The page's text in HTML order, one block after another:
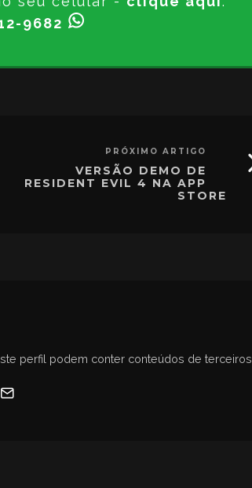
9682
PRÓXIMO ARTIGO
VERSÃO DEMO DE
RESIDENT EVIL 4 NA APP
STORE
perfil podem conter conteúdos de terceiros.